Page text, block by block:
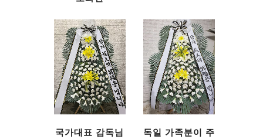
국가대표 감독님
독일 가족분이 주